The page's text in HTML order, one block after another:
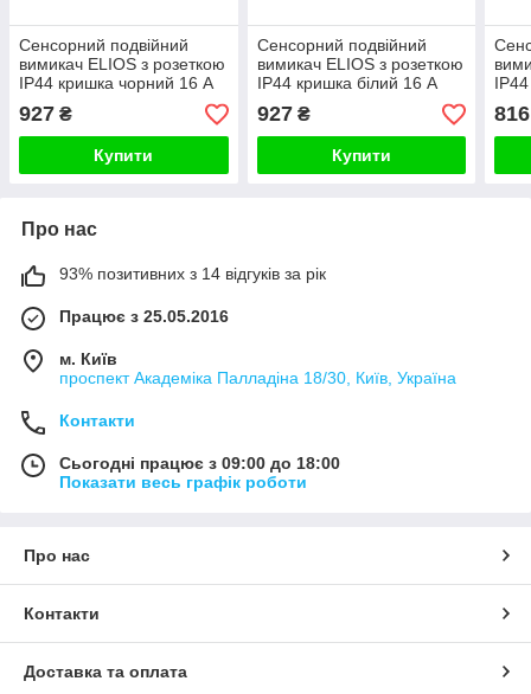
Сенсорний подвійний
вимикач ELIOS з розеткою
IP44 кришка чорний 16 А
230 В із заземленням
шторки скло
927 ₴
Купити
Сенсорний подвійний
вимикач ELIOS з розеткою
IP44 кришка білий 16 А
230 В із заземленням
шторки скло
927₴
Купити
816
Про нас
93% позитивних з 14 відгуків за рік
Працює з 25.05.2016
м. Київ
проспект Академіка Палладіна 18/30, Київ, Україна
Контакти
Сьогодні працює з 09:00 до 18:00
Показати весь графік роботи
Про нас
Контакти
Доставка та оплата